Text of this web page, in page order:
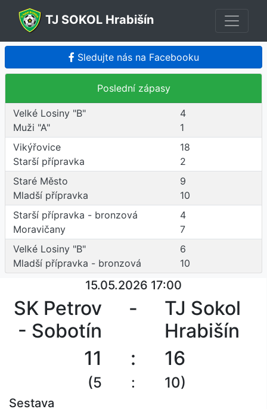
TJ SOKOL Hrabišín
Sledujte nás na Facebooku
Poslední zápasy
Velké Losiny "B"
4
Muži "A"
1
Vikýřovice
18
Starší přípravka
2
Staré Město
9
Mladší přípravka
10
Starší přípravka - bronzová
4
Moravičany
7
Velké Losiny "B"
6
Mladší přípravka - bronzová
10
15.05.2026 17:00
SK Petrov
- Sobotín
-
TJ Sokol
Hrabišín
11
: 16
(5 : 10)
Sestava